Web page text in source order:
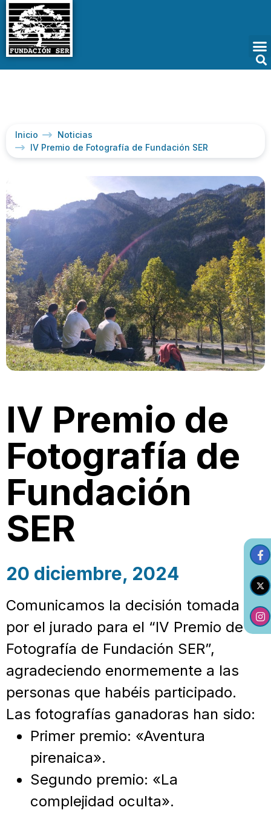
Inicio
Noticias
IV Premio de Fotografía de Fundación SER
IV Premio de
Fotografía de
Fundación
SER
20 diciembre, 2024
Comunicamos la decisión tomada
por el jurado para el “IV Premio de
Fotografía de Fundación SER”,
agradeciendo enormemente a las
personas que habéis participado.
Las fotografías ganadoras han sido:
Primer premio: «Aventura
pirenaica».
Segundo premio: «La
complejidad oculta».